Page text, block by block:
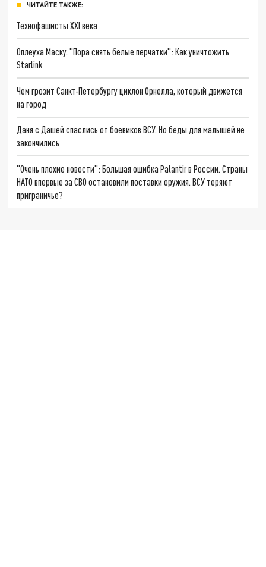
ЧИТАЙТЕ ТАКЖЕ:
Технофашисты XXI века
Оплеуха Маску. "Пора снять белые перчатки": Как уничтожить
Starlink
Чем грозит Санкт-Петербургу циклон Орнелла, который движется
на город
Даня с Дашей спаслись от боевиков ВСУ. Но беды для малышей не
закончились
"Очень плохие новости": Большая ошибка Palantir в России. Страны
НАТО впервые за СВО остановили поставки оружия. ВСУ теряют
приграничье?